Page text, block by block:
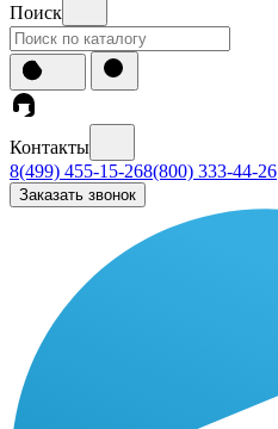
Поиск
Контакты
8(499) 455-15-268(800) 333-44-26
Заказать звонок